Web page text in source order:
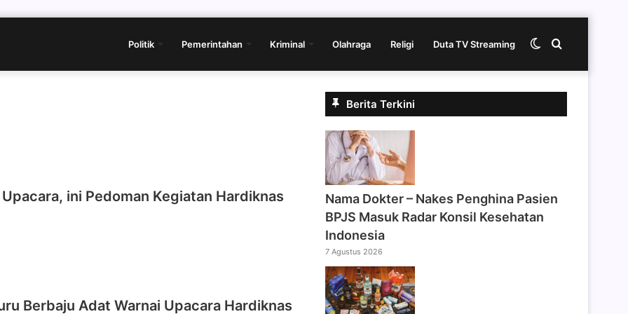
Politik Pemerintahan Kriminal Olahraga Religi Duta TV Streaming Cari
Switch
ini Pedoman Kegiatan Hardiknas
Berbaju Adat Warnai Upacara Hardiknas
Berita Terkini
Nama Dokter – Nakes Penghina Pasien
BPJS Masuk Radar Konsil Kesehatan
Indonesia
7 Agustus 2026